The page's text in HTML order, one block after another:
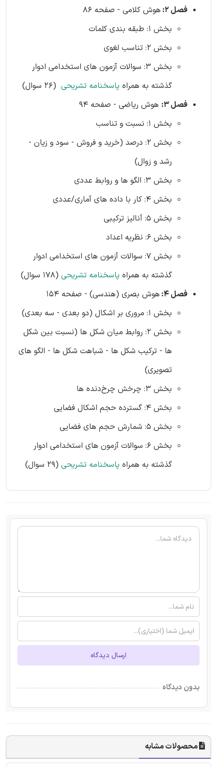
فصل 2:
هوش کلامی - صفحه 86
بخش 1: طبقه بندی کلمات
بخش 2: تناسب لغوی
بخش 3: سوالات آزمون های استخدامی ادوار
گذشته به همراه پاسخنامه تشریحی (26 سوال)
فصل 3:
هوش ریاضی - صفحه 94
بخش 1: نسبت و تناسب
بخش 2: درصد (خرید و فروش - سود و زیان -
رشد و زوال)
بخش 3: الگو ها و روابط عددی
بخش 4: کار با داده های آماری/عددی
بخش 5: آنالیز ترکیبی
بخش 6: نظریه اعداد
بخش 7: سوالات آزمون های استخدامی ادوار
گذشته به همراه پاسخنامه تشریحی (178 سوال)
فصل 4:
هوش بصری (هندسی) - صفحه 154
بخش 1: مروری بر اشکال (دو بعدی - سه بعدی)
بخش 2: روابط میان شکل ها (نسبت بین شکل
ها - ترکیب شکل ها - شباهت شکل ها - الگو های
تصویری)
بخش 3: چرخش چرخ‌دنده ها
بخش 4: گسترده حجم اشکال فضایی
بخش 5: شمارش حجم های فضایی
بخش 6: سوالات آزمون های استخدامی ادوار
گذشته به همراه پاسخنامه تشریحی (29 سوال)
ارسال دیدگاه
بدون دیدگاه
محصولات مشابه